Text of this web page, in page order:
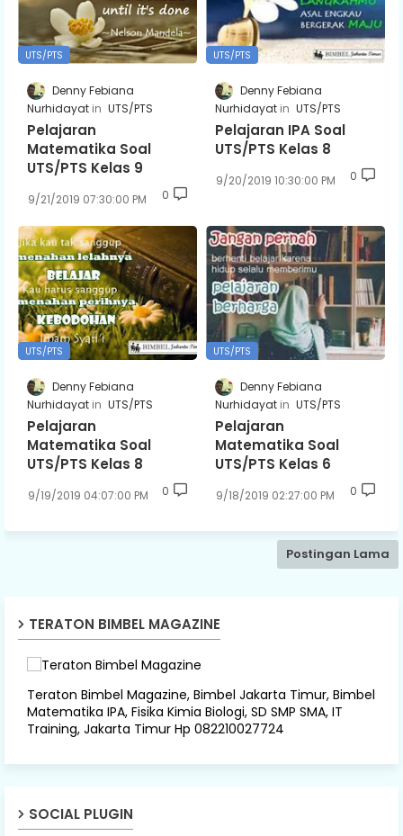
UTS/PTS
Denny Febiana
Nurhidayat
UTS/PTS
Pelajaran
Matematika Soal
UTS/PTS Kelas 9
9/21/2019 07:30:00 PM 0
UTS/PTS
Denny Febiana
Nurhidayat
UTS/PTS
Pelajaran IPA Soal
UTS/PTS Kelas 8
9/20/2019 10:30:00 PM 0
UTS/PTS
Denny Febiana
Nurhidayat
UTS/PTS
Pelajaran
Matematika Soal
UTS/PTS Kelas 8
9/19/2019 04:07:00 PM 0
UTS/PTS
Denny Febiana
Nurhidayat
UTS/PTS
Pelajaran
Matematika Soal
UTS/PTS Kelas 6
9/18/2019 02:27:00 PM 0
Postingan Lama
TERATON BIMBEL MAGAZINE
Teraton Bimbel Magazine, Bimbel Jakarta Timur, Bimbel
Matematika IPA, Fisika Kimia Biologi, SD SMP SMA, IT
Training, Jakarta Timur Hp 082210027724
SOCIAL PLUGIN